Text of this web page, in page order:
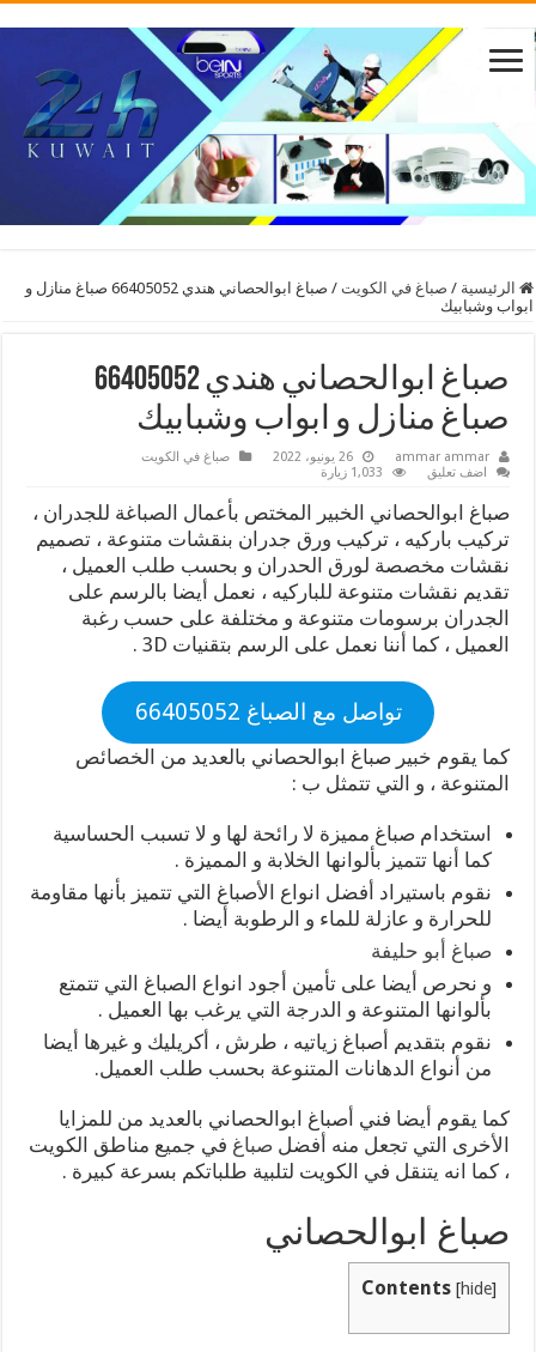
الرئيسية / صباغ في الكويت /
صباغ ابوالحصاني هندي 66405052 صباغ منازل و
ابواب وشبابيك
صباغ ابوالحصاني هندي 66405052
صباغ منازل و ابواب وشبابيك
ammar ammar 26 يونيو، 2022
صباغ في الكويت
اضف تعليق
1,033 زيارة
صباغ ابوالحصاني الخبير المختص بأعمال الصباغة للجدران ،
تركيب باركيه ، تركيب ورق جدران بنقشات متنوعة ، تصميم
نقشات مخصصة لورق الحدران و بحسب طلب العميل ،
تقديم نقشات متنوعة للباركيه ، نعمل أيضا بالرسم على
الجدران برسومات متنوعة و مختلفة على حسب رغبة
العميل ، كما أننا نعمل على الرسم بتقنيات 3D .
تواصل مع الصباغ 66405052
كما يقوم خبير صباغ ابوالحصاني بالعديد من الخصائص
المتنوعة ، و التي تتمثل ب :
استخدام صباغ مميزة لا رائحة لها و لا تسبب الحساسية
كما أنها تتميز بألوانها الخلابة و المميزة .
نقوم باستيراد أفضل انواع الأصباغ التي تتميز بأنها مقاومة
للحرارة و عازلة للماء و الرطوبة أيضا .
صباغ أبو حليفة
و نحرص أيضا على تأمين أجود انواع الصباغ التي تتمتع
بألوانها المتنوعة و الدرجة التي يرغب بها العميل .
نقوم بتقديم أصباغ زياتيه ، طرش ، أكريليك و غيرها أيضا
من أنواع الدهانات المتنوعة بحسب طلب العميل.
كما يقوم أيضا فني أصباغ ابوالحصاني بالعديد من للمزايا
الأخرى التي تجعل منه أفضلصباغ في جميع مناطق الكويت
، كما انه يتنقل في الكويت لتلبية طلباتكم بسرعة كبيرة .
صباغ ابوالحصاني
Contents [hide]